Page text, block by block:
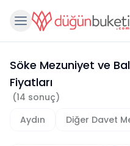
Söke Mezuniyet ve
Fiyatları
(14 sonuç)
Aydın
Diğer Davet